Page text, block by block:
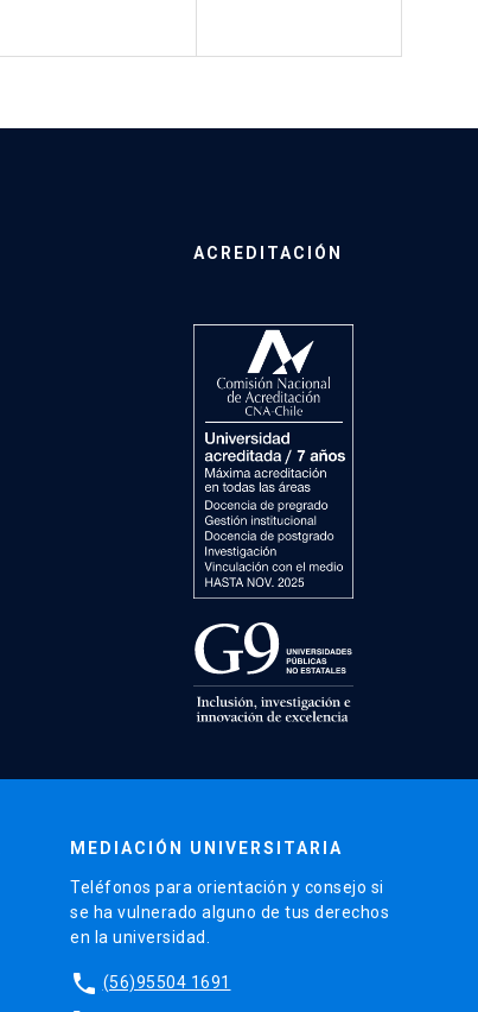
ACREDITACIÓN
MEDIACIÓN UNIVERSITARIA
Teléfonos para orientación y consejo si
se ha vulnerado alguno de tus derechos
en la universidad.
phone (56)95504 1691